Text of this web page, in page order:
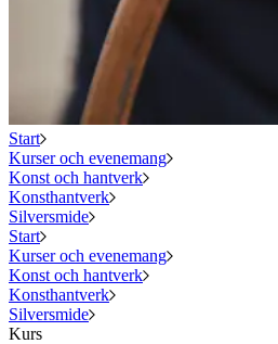
Start
Kurser och evenemang
Konst och hantverk
Konsthantverk
Silversmide
Start
Kurser och evenemang
Konst och hantverk
Konsthantverk
Silversmide
Kurs